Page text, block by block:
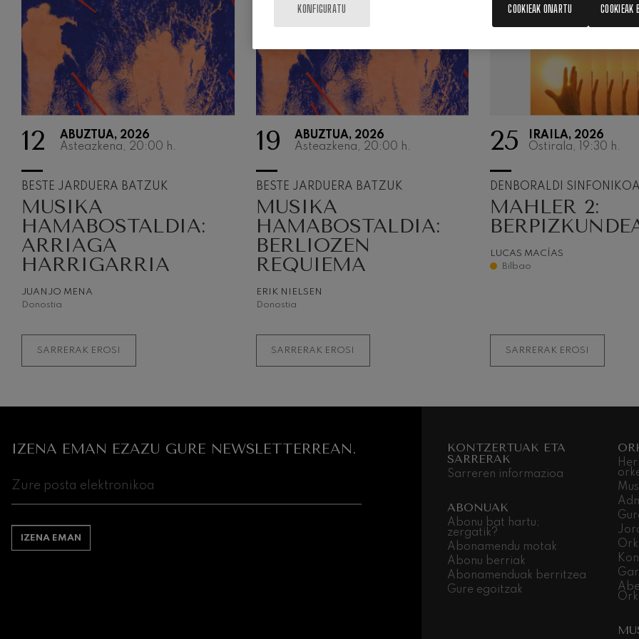
12
ABUZTUA, 2026
Asteazkena, 20:00 h.
BESTE JARDUERA BATZUK
MUSIKA
HAMABOSTALDIA:
ARRIAGA
HARRIGARRIA
JUANJO MENA
Donostia
SARRERAK EROSI
19
ABUZTUA, 2026
Asteazkena, 20:00 h.
BESTE JARDUERA BATZUK
MUSIKA
HAMABOSTALDIA:
BERLIOZEN
REQUIEMA
ERIK NIELSEN
Donostia
SARRERAK EROSI
25
IRAILA, 2026
Ostirala, 19:30 h.
DENBORALDI SINFONIKOA
MAHLER 2:
LUCAS MACÍAS
Bilbao
SARRERAK EROSI
IZENA EMAN EZAZU GURE NEWSLETTERREAN.
IZENA EMAN
KONTZERTUAK ETA
SARRERAK
Sarreren informazioa
ABONUAK
Abonu bat hartu;
zergatik?
Abonamendu motak
Abonu berriak
Abonamenduak berritzea
Gure egoitzak
Gabriel Fauré: Pelléas et Mélisande
Franz Schubert: 9. Sinfonia, 'Handia'
Franz Schubert
kontzertua
Wolfgang Amadeus Mozart
KONFIGURATU COOKIEAK
COOKIEAK ONARTU